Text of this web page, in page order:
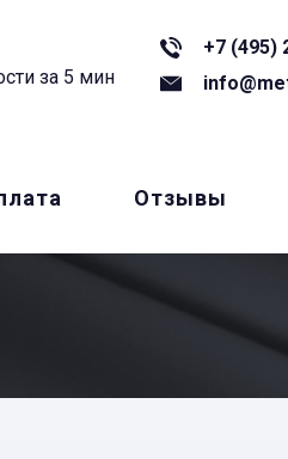
за 5 мин
+7 (495)
Отзывы